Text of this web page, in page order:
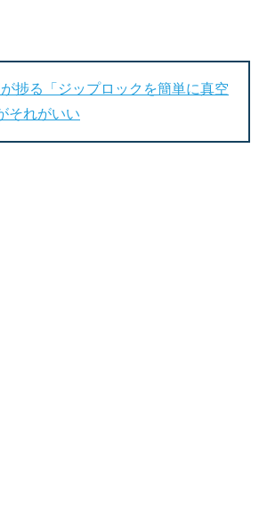
捗る「ジップロックを簡単に真空
それがいい